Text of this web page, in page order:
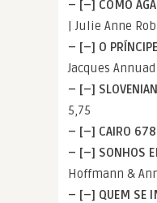
– [–] COMO
| Julie Anne
– [–] O
Jacques
– [–]
5,75
– [–] CAIRO 678
– [–] SONHOS
Hoffmann &
– [–] QUEM SE